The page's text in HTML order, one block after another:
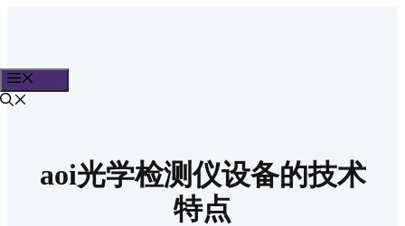
内
容
aoi光学检测仪设备的技术
特点